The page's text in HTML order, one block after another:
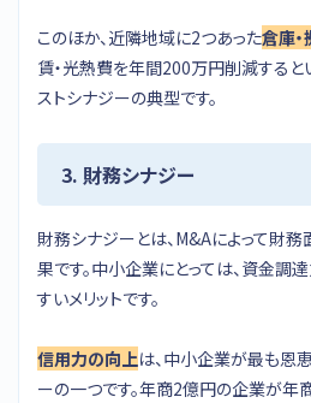
このほか、近隣地域に2つあった倉庫
賃・光熱費を年間200万円削減すると
ストシナジーの典型です。
3. 財務シナジー
財務シナジーとは、M&Aによって財
果です。中小企業にとっては、資金調
すいメリットです。
信用力の向上は、中小企業が最も恩
ーの一つです。年商2億円の企業が年